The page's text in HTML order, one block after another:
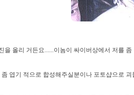
을 올리 거든요......이놈이 싸이버상에서 저를 좀
좀 엽기 적으로 합성해주실분이나 포토샵으로 괴